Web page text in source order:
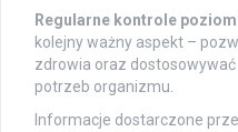
Regularne kontrole
kolejny ważny aspekt –
zdrowia oraz
potrzeb organizmu.
Informacje dostarczone